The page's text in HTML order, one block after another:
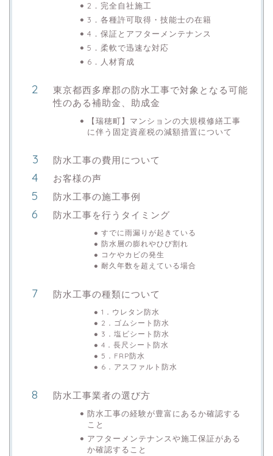
2．完全自社施工
3．各種許可取得・技能士の在籍
4．保証とアフターメンテナンス
5．柔軟で迅速な対応
6．人材育成
東京都西多摩郡の防水工事で対象となる可能
性のある補助金、助成金
【瑞穂町】マンションの大規模修繕工事
に伴う固定資産税の減額措置について
防水工事の費用について
お客様の声
防水工事の施工事例
防水工事を行うタイミング
すでに雨漏りが起きている
防水層の膨れやひび割れ
コケやカビの発生
耐久年数を超えている場合
防水工事の種類について
1．ウレタン防水
2．ゴムシート防水
3．塩ビシート防水
4．長尺シート防水
5．FRP防水
6．アスファルト防水
防水工事業者の選び方
防水工事の経験が豊富にあるか確認する
こと
アフターメンテナンスや施工保証がある
か確認すること